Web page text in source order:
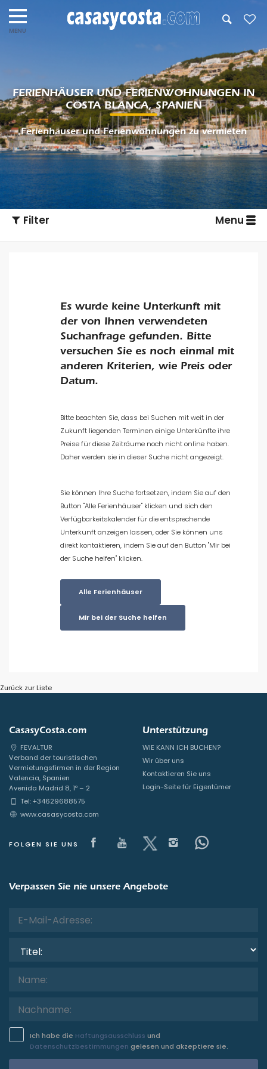
FERIENHÄUSER UND FERIENWOHNUNGEN IN
COSTA BLANCA, SPANIEN
Ferienhäuser und Ferienwohnungen zu vermieten
Filter Menu
Art der Unterkunft
Personen
Badezimmer
Zurück zu Kurzzeitvermietungen
Beliebte Dienste
Bedingungen
Komfort
Dienste
Es wurde keine Unterkunft mit
der von Ihnen verwendeten
Suchanfrage gefunden. Bitte
versuchen Sie es noch einmal mit
anderen Kriterien, wie Preis oder
Datum.
Bitte beachten Sie, dass bei Suchen mit weit in der
Zukunft liegenden Terminen einige Unterkünfte ihre
Preise für diese Zeiträume noch nicht online haben.
Daher werden sie in dieser Suche nicht angezeigt.
Sie können Ihre Suche fortsetzen, indem Sie auf den
Button "Alle Ferienhäuser" klicken und sich den
Verfügbarkeitskalender für die entsprechende
Unterkunft anzeigen lassen, oder Sie können uns
direkt kontaktieren, indem Sie auf den Button "Mir bei
der Suche helfen" klicken.
Alle Ferienhäuser
Mir bei der Suche helfen
Zurück zur Liste
CasasyCosta.com
FEVALTUR
Verband der touristischen
Vermietungsfirmen in der Region
Valencia, Spanien
Avenida Madrid 8, 1º – 2
Tel: +34629688575
www.casasycosta.com
FOLGEN SIE UNS Visit our Facebook page
Visit our youtube page
Visit our x page
Visit our
Visit our
Unterstützung
WIE KANN ICH BUCHEN?
Wir über uns
Kontaktieren Sie uns
Login-Seite für Eigentümer
Verpassen Sie nie unsere Angebote
Ich habe die Haftungsausschluss und
Datenschutzbestimmungen gelesen und akzeptiere sie.